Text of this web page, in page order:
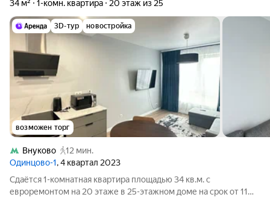
34 м²
1-комн. квартира 20 этаж из 25
3D-тур новостройка
возможен торг
Внуково
12 мин.
Одинцово-1, 4 квартал 2023
Сдаётся 1-комнатная квартира площадью 34 кв.м. с
евроремонтом на 20 этаже в 25-этажном доме на срок от 11